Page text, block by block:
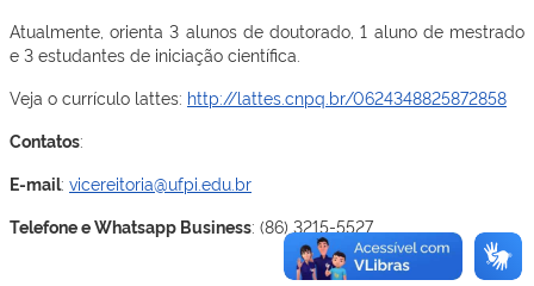
Atualmente, orienta 3 alunos de doutorado, 1 aluno de mestrado
e 3 estudantes de iniciação científica.
Veja o currículo lattes: http://lattes.cnpq.br/0624348825872858
Contatos:
E-mail: vicereitoria@ufpi.edu.br
Telefone e Whatsapp Business: (86) 3215-5527